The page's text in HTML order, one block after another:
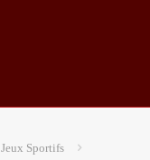
Jeux Sportifs